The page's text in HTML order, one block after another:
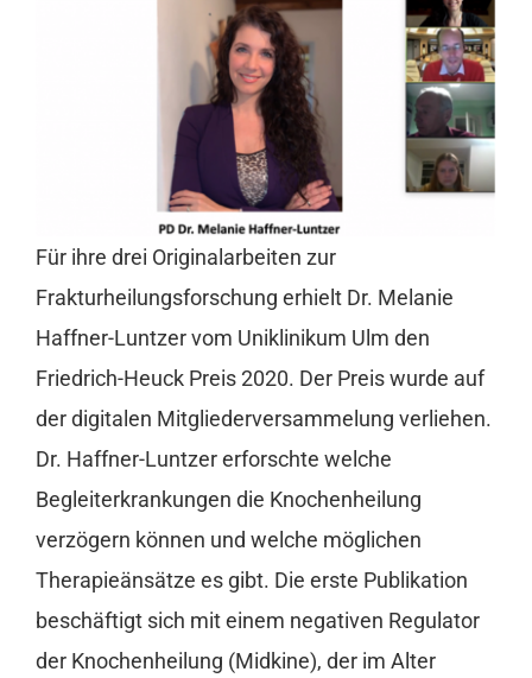
Für ihre drei Originalarbeiten zur
Frakturheilungsforschung erhielt Dr. Melanie
Haffner-Luntzer vom Uniklinikum Ulm den
Friedrich-Heuck Preis 2020. Der Preis wurde auf
der digitalen Mitgliederversammelung verliehen.
Dr. Haffner-Luntzer erforschte welche
Begleiterkrankungen die Knochenheilung
verzögern können und welche möglichen
Therapieänsätze es gibt. Die erste Publikation
beschäftigt sich mit einem negativen Regulator
der Knochenheilung (Midkine), der im Alter